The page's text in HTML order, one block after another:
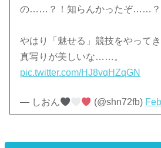
の……？！知らんかったぞ……？
やはり「魅せる」競技をやって
真写りが美しいな……。
pic.twitter.com/HJ8vqHZqGN
— しおん (@shn72fb)